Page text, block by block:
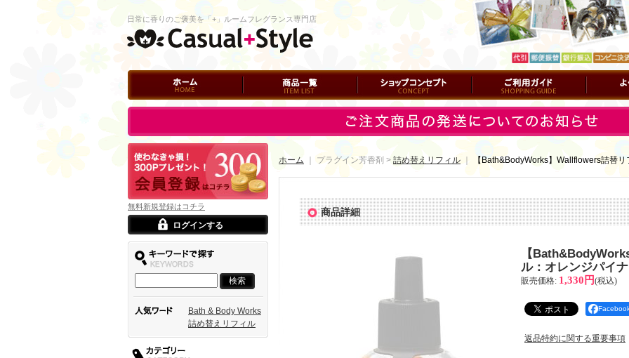
ホーム 商品一覧 ショップコンセプト ご利用ガイド よくある
日常に香りのご褒美を「+」ルームフレグランス専門店
ログイン
無料新規登録はコチラ
ログインする
Bath & Body Works
詰め替えリフィル
ホーム ｜ プラグイン芳香剤 > 詰め替えリフィル 【Bath&BodyWorks】Wallflowers詰替
商品詳細
【
ル：オレンジパイ
販売価格: 1,330円(税込)
返品特約に関する重要事項